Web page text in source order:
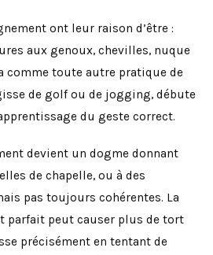
ont leur raison d’être :
aux genoux, chevilles, nuque
comme toute autre pratique de
de golf ou de jogging, débute
du geste correct.
devient un dogme donnant
de chapelle, ou à des
pas toujours cohérentes. La
parfait peut causer plus de tort
précisément en tentant de